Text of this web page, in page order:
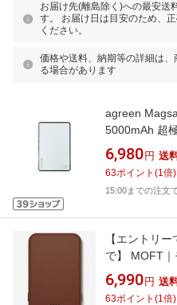
お届け先(離島除く)への最安送
す。 お届け日は目安のため、
ください。
価格や送料、納期等の詳細は
る場合があります
agreen
5000mAh 超
THN50-WH
6,980 円 送
63ポイント (1倍)
15:00までの注文
【エントリ
で】 MOFT｜
パック
ウン MD015-
6,990 円 送
63ポイント (1倍)